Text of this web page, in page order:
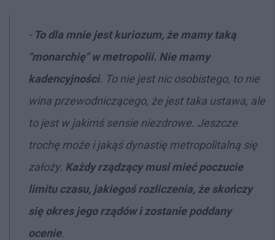
- To dla mnie jest kuriozum, że mamy taką
"monarchię" w metropolii. Nie mamy
kadencyjności. To nie jest nic osobistego, to nie
wina przewodniczącego, że jest taka ustawa, ale
to jest w jakimś sensie niezdrowe. Jeszcze
trochę może i jakąś dynastię metropolitalną się
założy. Każdy rządzący musi mieć poczucie
limitu czasu, jakiegoś rozliczenia, że skończy
się okres jego rządów i zostanie poddany
ocenie.